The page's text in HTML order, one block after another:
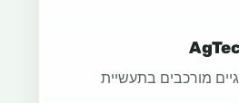
מורכבים בתעשיית